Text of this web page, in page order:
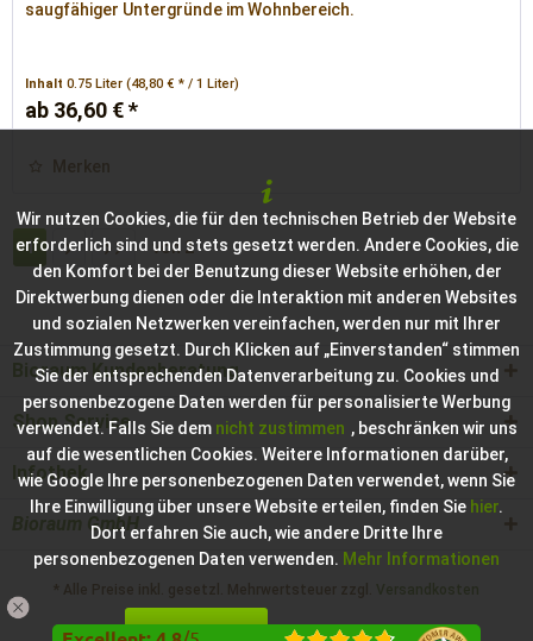
saugfähiger Untergründe im Wohnbereich.
Inhalt0.75 Liter(48,80 € * / 1 Liter)
ab 36,60 € *
Merken
1 von 2
Bioraum Kundenberatung
Shop Service
Infothek
Bioraum GmbH
* Alle Preise inkl. gesetzl. Mehrwertsteuer zzgl. Versandkosten
Hilfe / Support Kontakt zur Bioraum GmbH
Wir nutzen Cookies, die für den technischen Betrieb der Website
erforderlich sind und stets gesetzt werden. Andere Cookies, die
den Komfort bei der Benutzung dieser Website erhöhen, der
Direktwerbung dienen oder die Interaktion mit anderen Websites
und sozialen Netzwerken vereinfachen, werden nur mit Ihrer
Zustimmung gesetzt. Durch Klicken auf „Einverstanden“ stimmen
Sie der entsprechenden Datenverarbeitung zu. Cookies und
personenbezogene Daten werden für personalisierte Werbung
verwendet. Falls Sie dem nicht zustimmen , beschränken wir uns
auf die wesentlichen Cookies. Weitere Informationen darüber,
wie Google Ihre personenbezogenen Daten verwendet, wenn Sie
Ihre Einwilligung über unsere Website erteilen, finden Sie hier.
Dort erfahren Sie auch, wie andere Dritte Ihre
personenbezogenen Daten verwenden. Mehr Informationen
Einverstanden Konfigurieren